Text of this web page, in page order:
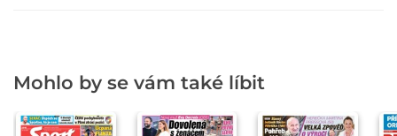
Mohlo by se vám také líbit